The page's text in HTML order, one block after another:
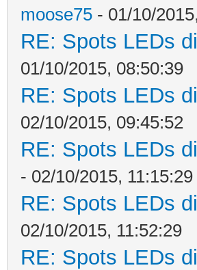
moose75 - 01/10/
RE: Spots LEDs
01/10/2015, 08:50:39
RE: Spots LEDs
02/10/2015, 09:45:52
RE: Spots LEDs
- 02/10/2015, 11:15:29
RE: Spots LEDs
02/10/2015, 11:52:29
RE: Spots LEDs